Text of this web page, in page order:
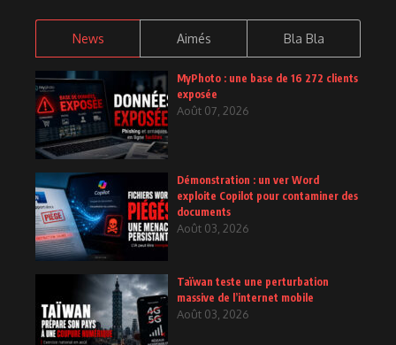
News Aimés Bla Bla
MyPhoto : une base de 16 272 clients
exposée
Août 07, 2026
Démonstration : un ver Word
exploite Copilot pour contaminer des
documents
Août 03, 2026
Taïwan teste une perturbation
massive de l’internet mobile
Août 03, 2026